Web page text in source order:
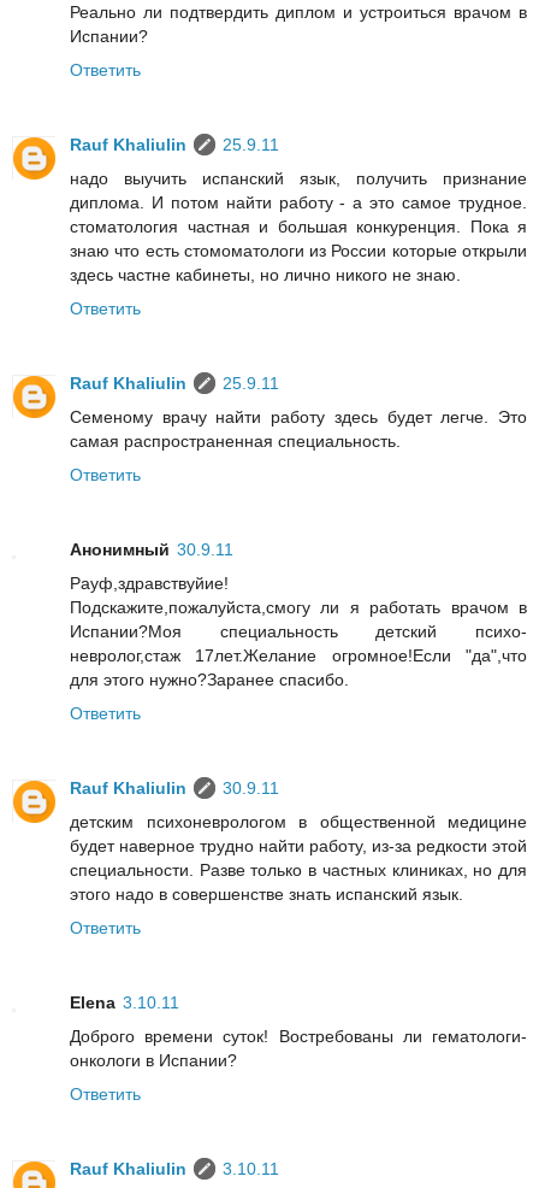
Реально ли подтвердить диплом и устроиться врачом в
Испании?
Ответить
Rauf Khaliulin
25.9.11
надо выучить испанский язык, получить признание
диплома. И потом найти работу - а это самое трудное.
стоматология частная и большая конкуренция. Пока я
знаю что есть стомоматологи из России которые открыли
здесь частне кабинеты, но лично никого не знаю.
Ответить
Rauf Khaliulin
25.9.11
Семеному врачу найти работу здесь будет легче. Это
самая распространенная специальность.
Ответить
Анонимный 30.9.11
Рауф,здравствуйие!
Подскажите,пожалуйста,смогу ли я работать врачом в
Испании?Моя специальность детский психо-
невролог,стаж 17лет.Желание огромное!Если "да",что
для этого нужно?Заранее спасибо.
Ответить
Rauf Khaliulin
30.9.11
детским психоневрологом в общественной медицине
будет наверное трудно найти работу, из-за редкости этой
специальности. Разве только в частных клиниках, но для
этого надо в совершенстве знать испанский язык.
Ответить
Elena 3.10.11
Доброго времени суток! Востребованы ли гематологи-
онкологи в Испании?
Ответить
Rauf Khaliulin
3.10.11